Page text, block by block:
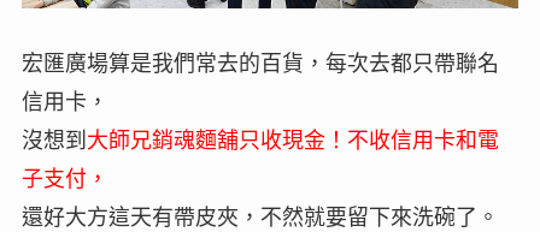
宏匯廣場算是我們常去的百貨，每次去都只帶聯名
信用卡，
沒想到 大師兄銷魂麵舖只收現金！不收信用卡和電
子支付，
還好大方這天有帶皮夾，不然就要留下來洗碗了。